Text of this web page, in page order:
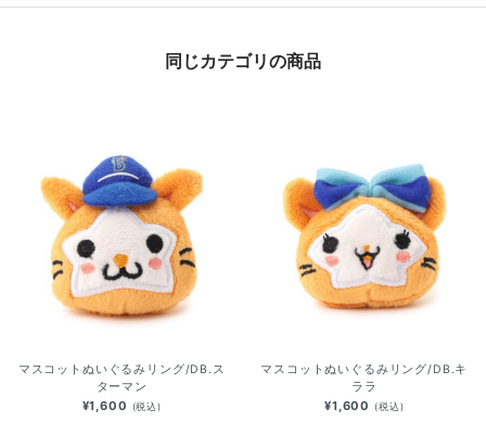
同じカテゴリの商品
マスコットぬいぐるみリング/DB.ス
ターマン
¥1,600 (税込)
マスコットぬいぐるみリング/DB.キ
ララ
¥1,600 (税込)